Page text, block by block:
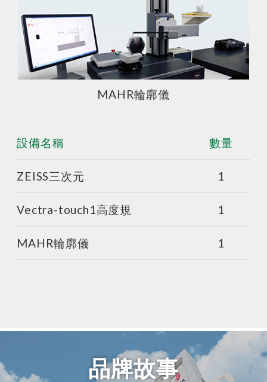
MAHR輪廓儀
設備名稱 數量
ZEISS三次元 1
Vectra-touch1高度規 1
MAHR輪廓儀 1
品牌故事